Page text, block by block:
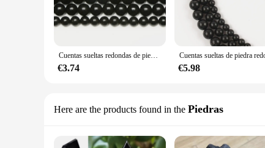
Cuentas sueltas redondas de piedra shungita negra Natural semipreciosa auténtica, fabricación de joyas de 6, 8 y 10 MM, tamaño de selección
€3.74 €5.98
Here are the products found in the Piedras